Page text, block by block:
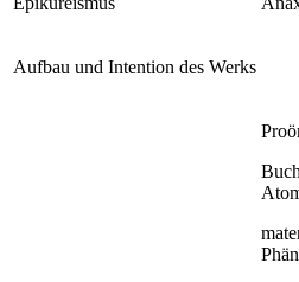
Aufbau und Intention des Werks